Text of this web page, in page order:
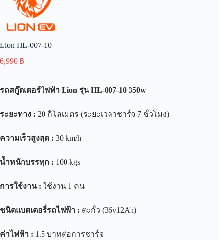
Lion HL-007-10
6,990 ฿
รถสกู๊ตเตอร์ไฟฟ้า Lion รุ่นHL-007-10 350w
ระยะทาง : 20 กิโลเมตร (ระยะเวลาชาร์จ 7 ชั่วโมง)
ความเร็วสูงสุด : 30 km/h
น้ำหนักบรรทุก : 100 kgs
การใช้งาน: ใช้งาน 1 คน
ชนิดแบตเตอรี่รถไฟฟ้า : ตะกั่ว (36v12Ah)
ค่าไฟฟ้า : 1.5 บาทต่อการชาร์จ